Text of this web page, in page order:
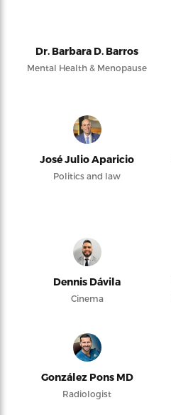
Dr. Barbara D. Barros
Mental Health & Menopause
José Julio Aparicio
Politics and law
Dennis Dávila
Cinema
González Pons MD
Radiologist